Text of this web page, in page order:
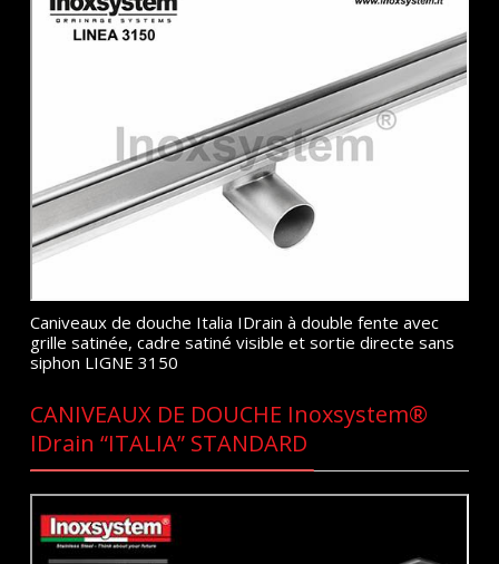
Caniveaux de douche Italia IDrain à double fente avec
grille satinée, cadre satiné visible et sortie directe sans
siphon LIGNE 3150
CANIVEAUX DE DOUCHE Inoxsystem®
IDrain “ITALIA” STANDARD